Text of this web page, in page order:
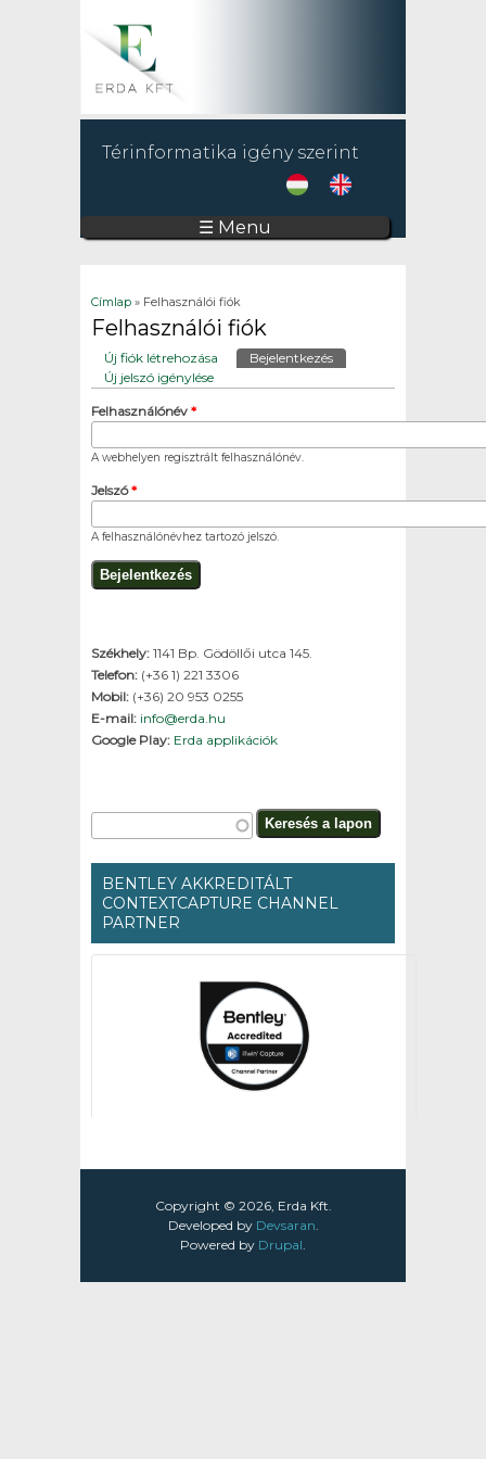
Térinformatika igény szerint
☰ Menu
Jelenlegi hely
Címlap » Felhasználói fiók
Felhasználói fiók
Elsődleges fülek
Új fiók létrehozása Bejelentkezés (aktív fül)
Új jelszó igénylése
Felhasználónév *
A webhelyen regisztrált felhasználónév.
Jelszó*
A felhasználónévhez tartozó jelszó.
Székhely: 1141 Bp. Gödöllői utca 145.
Telefon: (+36 1) 221 3306
Mobil: (+36) 20 953 0255
E-mail: info@erda.hu
Google Play: Erda applikációk
Keresés űrlap
Keresés a lapon
BENTLEY AKKREDITÁLT
CONTEXTCAPTURE CHANNEL
PARTNER
Copyright © 2026, Erda Kft.
Developed by Devsaran
Powered by Drupal